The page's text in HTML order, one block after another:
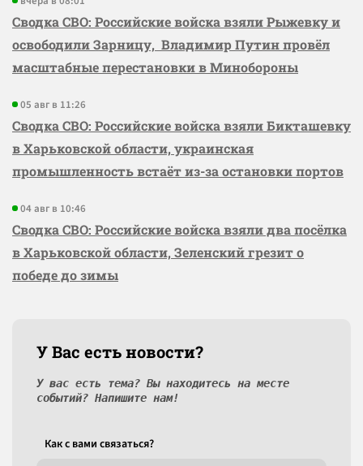
Сводка СВО: Российские войска взяли Рыжевку и
освободили Зарницу, Владимир Путин провёл
масштабные перестановки в Минобороны
05 авг в 11:26
Сводка СВО: Российские войска взяли Бикташевку
в Харьковской области, украинская
промышленность встаёт из-за остановки портов
04 авг в 10:46
Сводка СВО: Российские войска взяли два посёлка
в Харьковской области, Зеленский грезит о
победе до зимы
У Вас есть новости?
У вас есть тема? Вы находитесь на месте
событий? Напишите нам!
Как c вами связаться?